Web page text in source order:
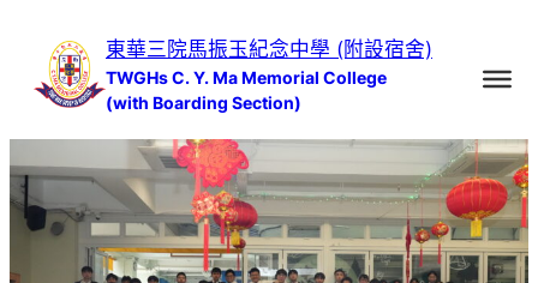
容
東華三院馬振玉紀念中學 (附設宿舍)
TWGHs C. Y. Ma Memorial College
(with Boarding Section)